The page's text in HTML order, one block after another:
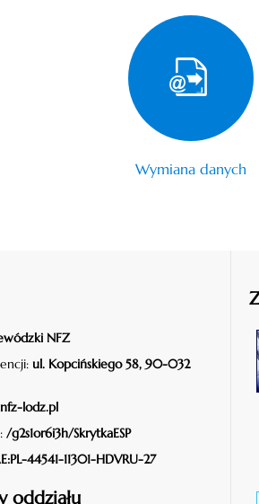
Wymiana danych
NFZ
ul. Kopcińskiego 58, 90-032
lodz.pl
/g2s1or6i3h/SkrytkaESP
44541-11301-HDVRU-27
oddziału